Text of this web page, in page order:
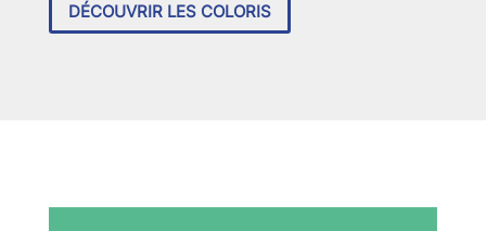
DÉCOUVRIR LES COLORIS